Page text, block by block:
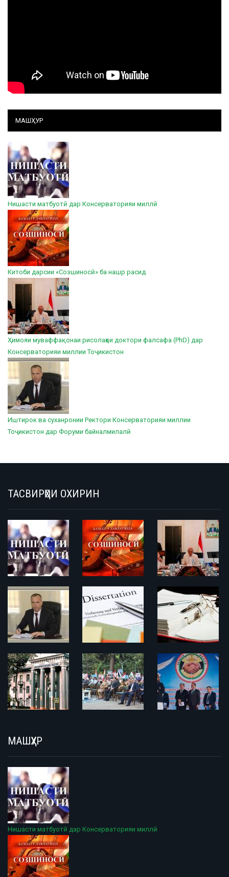
МАШҲУР
Нишасти матбуотӣ дар Консерваторияи миллӣ
Китоби дарсии «Созшиносӣ» ба нашр расид
Ҳимояи муваффақонаи рисолаҳои доктори фалсафа (PhD) дар
Консерваторияи миллии Тоҷикистон
Иштирок ва суханронии Ректори Консерваторияи миллии
Тоҷикистон дар Форуми байналмилалӣ
ТАСВИРҲОИ ОХИРИН
МАШҲУР
Нишасти матбуотӣ дар Консерваторияи миллӣ